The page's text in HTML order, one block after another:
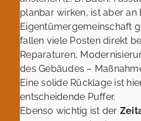
planbar wirken, ist aber an
Eigentümergemeinschaft
fallen viele Posten direkt
Reparaturen,
des Gebäudes –
Eine solide Rücklage ist
entscheidende Puffer.
Ebenso wichtig ist der